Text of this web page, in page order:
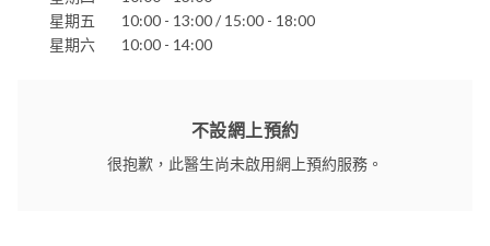
星期五
10:00 - 13:00 / 15:00 - 18:00
星期六
10:00 - 14:00
不設網上預約
很抱歉，此醫生尚未啟用網上預約服務。